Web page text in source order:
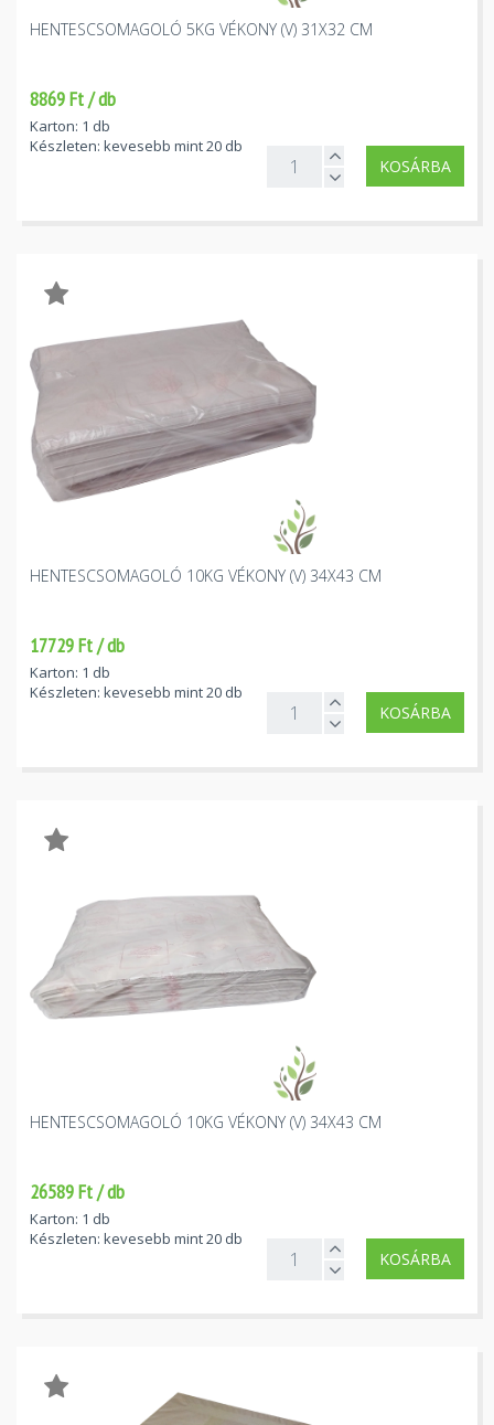
HENTESCSOMAGOLÓ 5KG VÉKONY (V) 31X32 CM
8869 Ft / db
Karton: 1 db
Készleten: kevesebb mint 20 db
KOSÁRBA
HENTESCSOMAGOLÓ 10KG VÉKONY (V) 34X43 CM
17729 Ft / db
Karton: 1 db
Készleten: kevesebb mint 20 db
KOSÁRBA
HENTESCSOMAGOLÓ 10KG VÉKONY (V) 34X43 CM
26589 Ft / db
Karton: 1 db
Készleten: kevesebb mint 20 db
KOSÁRBA